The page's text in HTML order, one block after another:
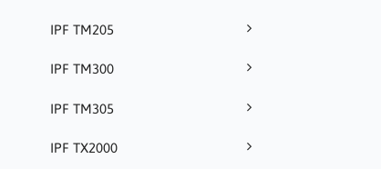
IPF TM205
IPF TM300
IPF TM305
IPF TX2000